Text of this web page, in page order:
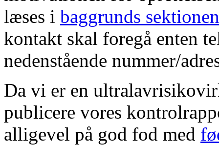
læses i baggrunds sektionen
kontakt skal foregå enten
nedenstående nummer/
Da vi er en
publicere vores
alligevel på god fod med